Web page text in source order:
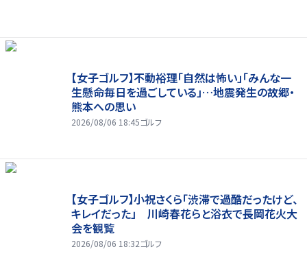
【女子ゴルフ】不動裕理「自然は怖い」「みんな一
生懸命毎日を過ごしている」…地震発生の故郷・
熊本への思い
2026/08/06 18:45ゴルフ
【女子ゴルフ】小祝さくら「渋滞で過酷だったけど、
キレイだった」 川崎春花らと浴衣で長岡花火大
会を観覧
2026/08/06 18:32ゴルフ